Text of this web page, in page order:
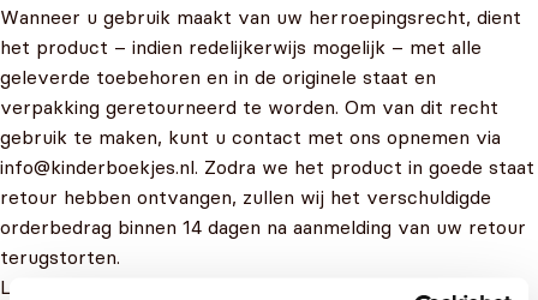
Wanneer u gebruik maakt van uw herroepingsrecht, dient
het product – indien redelijkerwijs mogelijk – met alle
geleverde toebehoren en in de originele staat en
verpakking geretourneerd te worden. Om van dit recht
gebruik te maken, kunt u contact met ons opnemen via
info@kinderboekjes.nl. Zodra we het product in goede staat
retour hebben ontvangen, zullen wij het verschuldigde
orderbedrag binnen 14 dagen na aanmelding van uw retour
terugstorten.
Let op: indien het product of de verpakking beschadigd is